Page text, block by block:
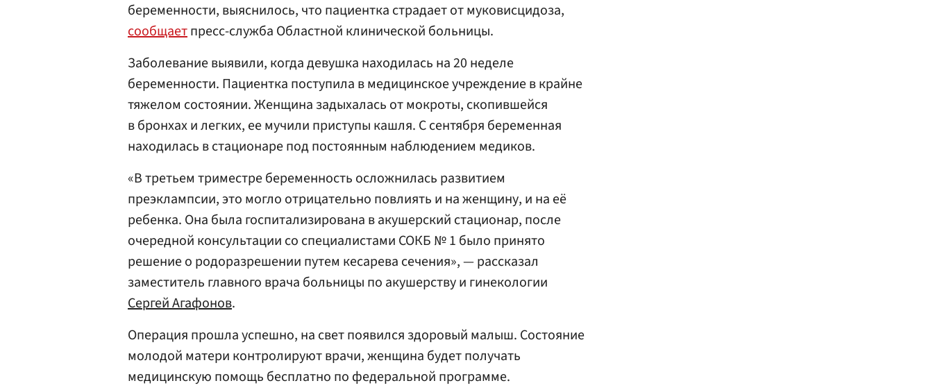
беременности, выяснилось, что пациентка страдает от муковисцидоза,
сообщаетпресс-служба Областной клинической больницы.
Заболевание выявили, когда девушка находилась на 20 неделе
беременности. Пациентка поступила в медицинское учреждение в крайне
тяжелом состоянии. Женщина задыхалась от мокроты, скопившейся
в бронхах и легких, ее мучили приступы кашля. С сентября беременная
находилась в стационаре под постоянным наблюдением медиков.
«В третьем триместре беременность осложнилась развитием
преэклампсии, это могло отрицательно повлиять и на женщину, и на её
ребенка. Она была госпитализирована в акушерский стационар, после
очередной консультации со специалистами СОКБ № 1 было принято
решение о родоразрешении путем кесарева сечения», — рассказал
заместитель главного врача больницы по акушерству и гинекологии
Сергей Агафонов.
Операция прошла успешно, на свет появился здоровый малыш. Состояние
молодой матери контролируют врачи, женщина будет получать
медицинскую помощь бесплатно по федеральной программе.